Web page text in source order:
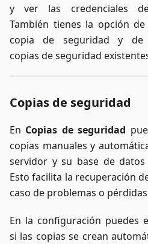
y ver las credenciales
También tienes la opción
copia de seguridad y de
copias de seguridad
Copias de seguridad
En Copias de seguridad
copias manuales y
servidor y su base de datos
Esto facilita la recuperación
caso de problemas o
En la configuración puedes
si las copias se crean